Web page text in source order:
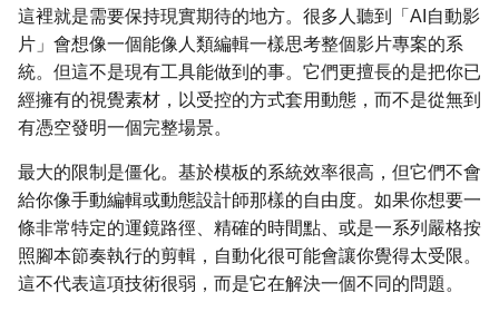
這裡就是需要保持現實期待的地方。很多人聽到「AI自動影
片」會想像一個能像人類編輯一樣思考整個影片專案的系
統。但這不是現有工具能做到的事。它們更擅長的是把你已
經擁有的視覺素材，以受控的方式套用動態，而不是從無到
有憑空發明一個完整場景。
最大的限制是僵化。基於模板的系統效率很高，但它們不會
給你像手動編輯或動態設計師那樣的自由度。如果你想要一
條非常特定的運鏡路徑、精確的時間點、或是一系列嚴格按
照腳本節奏執行的剪輯，自動化很可能會讓你覺得太受限。
這不代表這項技術很弱，而是它在解決一個不同的問題。